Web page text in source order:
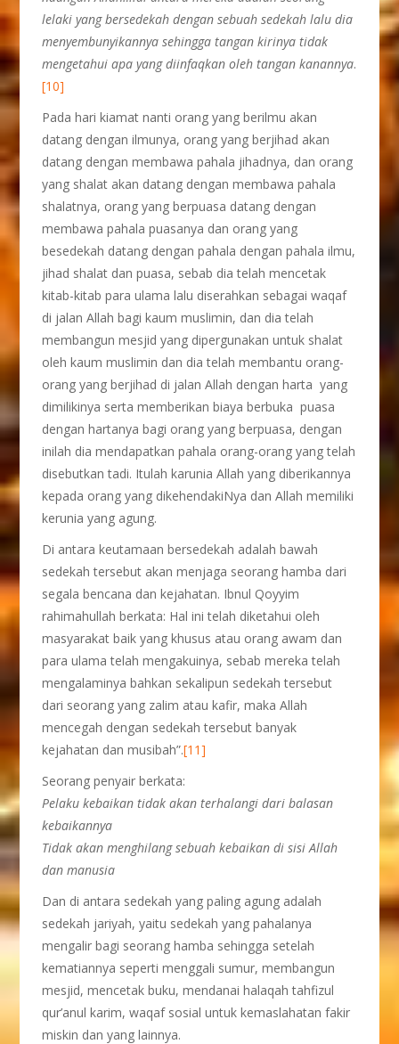
lelaki yang bersedekah dengan sebuah sedekah lalu dia
menyembunyikannya sehingga tangan kirinya tidak
mengetahui apa yang diinfaqkan oleh tangan kanannya.
[10]
Pada hari kiamat nanti orang yang berilmu akan
datang dengan ilmunya, orang yang berjihad akan
datang dengan membawa pahala jihadnya, dan orang
yang shalat akan datang dengan membawa pahala
shalatnya, orang yang berpuasa datang dengan
membawa pahala puasanya dan orang yang
besedekah datang dengan pahala dengan pahala ilmu,
jihad shalat dan puasa, sebab dia telah mencetak
kitab-kitab para ulama lalu diserahkan sebagai waqaf
di jalan Allah bagi kaum muslimin, dan dia telah
membangun mesjid yang dipergunakan untuk shalat
oleh kaum muslimin dan dia telah membantu orang-
orang yang berjihad di jalan Allah dengan harta yang
dimilikinya serta memberikan biaya berbuka puasa
dengan hartanya bagi orang yang berpuasa, dengan
inilah dia mendapatkan pahala orang-orang yang telah
disebutkan tadi. Itulah karunia Allah yang diberikannya
kepada orang yang dikehendakiNya dan Allah memiliki
kerunia yang agung.
Di antara keutamaan bersedekah adalah bawah
sedekah tersebut akan menjaga seorang hamba dari
segala bencana dan kejahatan. Ibnul Qoyyim
rahimahullah berkata: Hal ini telah diketahui oleh
masyarakat baik yang khusus atau orang awam dan
para ulama telah mengakuinya, sebab mereka telah
mengalaminya bahkan sekalipun sedekah tersebut
dari seorang yang zalim atau kafir, maka Allah
mencegah dengan sedekah tersebut banyak
kejahatan dan musibah”.[11]
Seorang penyair berkata:
Pelaku kebaikan tidak akan terhalangi dari balasan
kebaikannya
Tidak akan menghilang sebuah kebaikan di sisi Allah
dan manusia
Dan di antara sedekah yang paling agung adalah
sedekah jariyah, yaitu sedekah yang pahalanya
mengalir bagi seorang hamba sehingga setelah
kematiannya seperti menggali sumur, membangun
mesjid, mencetak buku, mendanai halaqah tahfizul
qur’anul karim, waqaf sosial untuk kemaslahatan fakir
miskin dan yang lainnya.